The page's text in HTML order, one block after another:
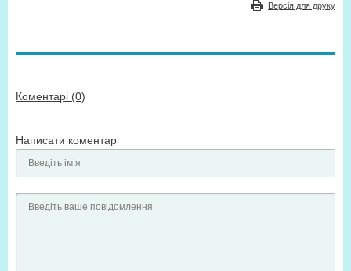
Версія для друку
Коментарі (0)
Написати коментар